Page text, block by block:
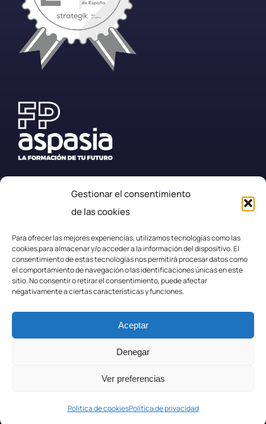
Gestionar el consentimiento
de las cookies
Para ofrecer las mejores experiencias, utilizamos tecnologías como las
cookies para almacenar y/o acceder a la información del dispositivo. El
consentimiento de estas tecnologías nos permitirá procesar datos como
el comportamiento de navegación o las identificaciones únicas en este
sitio. No consentir o retirar el consentimiento, puede afectar
negativamente a ciertas características y funciones.
Aceptar
Denegar
Ver preferencias
Política de cookiesPolítica de privacidad
+34 987 57 23 23
secretaria.efplarobla@fpaspasia.com
Politica de privacidad